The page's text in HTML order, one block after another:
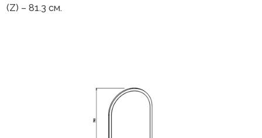
(Z) – 81.3 см.